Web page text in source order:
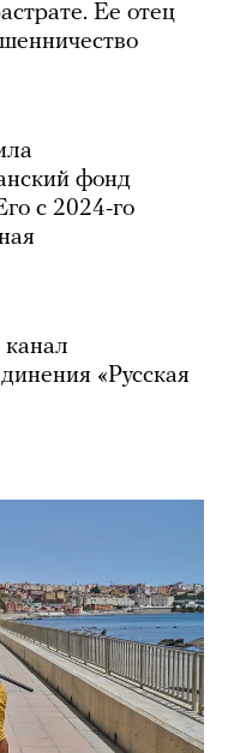
Ее отец
фонд
с 2024-го
«Русская